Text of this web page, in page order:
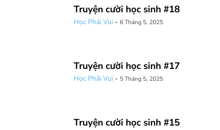
Truyện cười học sinh #18
Học Phải Vui - 6 Tháng 5, 2025
Truyện cười học sinh #17
Học Phải Vui - 5 Tháng 5, 2025
Truyện cười học sinh #15